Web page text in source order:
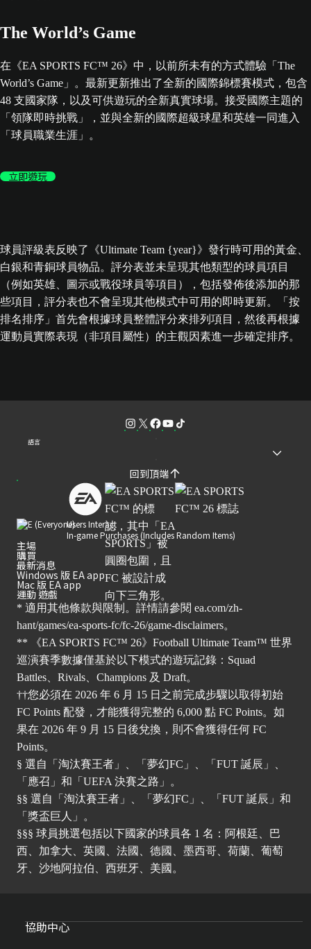
The World’s Game
在《EA SPORTS FC™ 26》中，以前所未有的方式體驗「The
World’s Game」。最新更新推出了全新的國際錦標賽模式，包含
48 支國家隊，以及可供遊玩的全新真實球場。接受國際主題的
「領隊即時挑戰」，並與全新的國際超級球星和英雄一同進入
「球員職業生涯」。
立即遊玩
球員評級表反映了《Ultimate Team {year}》發行時可用的黃金、
白銀和青銅球員物品。評分表並未呈現其他類型的球員項目
（例如英雄、圖示或戰役球員等項目），包括發佈後添加的那
些項目，評分表也不會呈現其他模式中可用的即時更新。「按
排名排序」首先會根據球員整體評分來排列項目，然後再根據
運動員實際表現（非項目屬性）的主觀因素進一步確定排序。
語言
回到頂端
Users Interact
In-game Purchases (Includes Random Items)
主場
購買
最新消息
Windows 版 EA app
Mac 版 EA app
運動 遊戲
* 適用其他條款與限制。詳情請參閱 ea.com/zh-
hant/games/ea-sports-fc/fc-26/game-disclaimers。
** 《EA SPORTS FC™ 26》Football Ultimate Team™ 世界
巡演賽季數據僅基於以下模式的遊玩記錄：Squad
Battles、Rivals、Champions 及 Draft。
††您必須在 2026 年 6 月 15 日之前完成步驟以取得初始
FC Points 配發，才能獲得完整的 6,000 點 FC Points。如
果在 2026 年 9 月 15 日後兌換，則不會獲得任何 FC
Points。
§ 選自「淘汰賽王者」、「夢幻FC」、「FUT 誕辰」、
「應召」和「UEFA 決賽之路」。
§§ 選自「淘汰賽王者」、「夢幻FC」、「FUT 誕辰」和
「獎盃巨人」。
§§§ 球員挑選包括以下國家的球員各 1 名：阿根廷、巴
西、加拿大、英國、法國、德國、墨西哥、荷蘭、葡萄
牙、沙地阿拉伯、西班牙、美國。
協助中心